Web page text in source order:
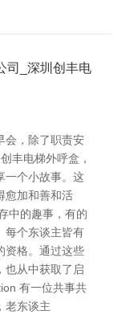
司_深圳创丰电
会，除了职责安
丰电梯外呼盒，
个小故事。这
愈加和善和活
中的趣事，有的
每个东谈主皆有
资格。通过这些
也从中获取了启
有一位共事共
老东谈主